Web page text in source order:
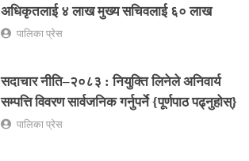
अधिकृतलाई ४ लाख मुख्य सचिवलाई ६० लाख
पालिका प्रेस
सदाचार नीति–२०८३ : नियुक्ति लिनेले अनिवार्य
सम्पत्ति विवरण सार्वजनिक गर्नुपर्ने {पूर्णपाठ पढ्नुहोस्}
पालिका प्रेस